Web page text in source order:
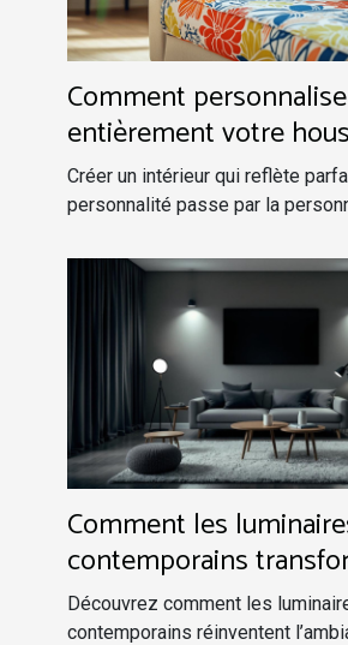
Comment
entièrement votre
canapé pour une déco
Créer un intérieur qui reflète
personnalité passe par la
Comment les
contemporains
votre espace intérieur ?
Découvrez comment les
contemporains réinventent